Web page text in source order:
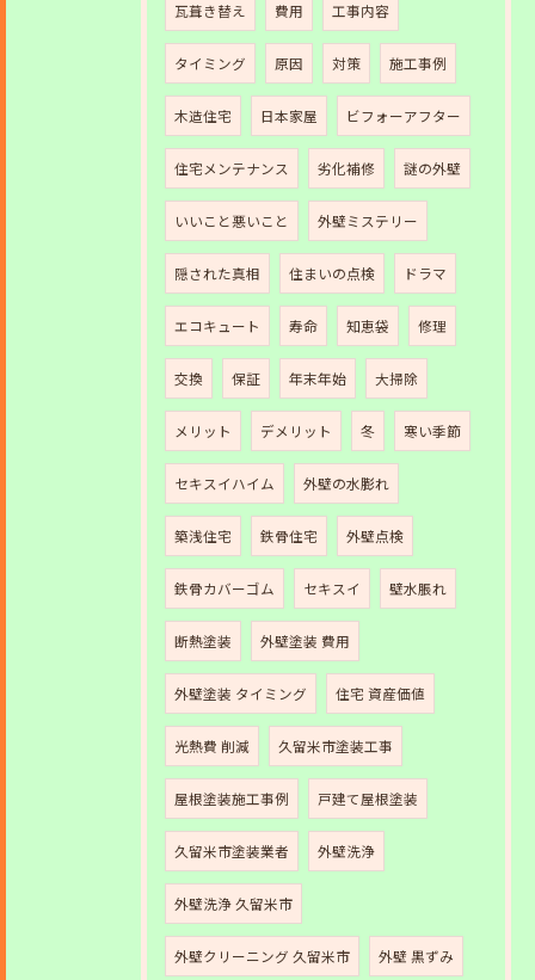
瓦葺き替え 費用 工事内容
タイミング 原因 対策 施工事例
木造住宅 日本家屋 ビフォーアフター
住宅メンテナンス 劣化補修 謎の外壁
いいこと悪いこと 外壁ミステリー
隠された真相 住まいの点検 ドラマ
エコキュート 寿命 知恵袋 修理
交換 保証 年末年始 大掃除
メリット デメリット 冬 寒い季節
セキスイハイム 外壁の水膨れ
築浅住宅 鉄骨住宅 外壁点検
鉄骨カバーゴム セキスイ 壁水脹れ
断熱塗装 外壁塗装 費用
外壁塗装 タイミング 住宅 資産価値
光熱費 削減 久留米市塗装工事
屋根塗装施工事例 戸建て屋根塗装
久留米市塗装業者 外壁洗浄
外壁洗浄 久留米市
外壁クリーニング 久留米市 外壁 黒ずみ